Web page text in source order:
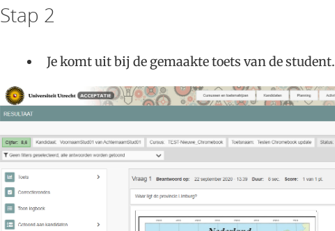
Stap 2
Je komt uit bij de gemaakte toets van de student.